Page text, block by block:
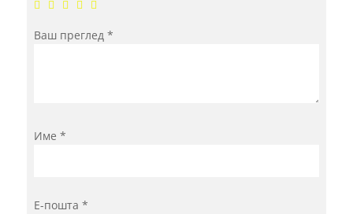
Ваш преглед *
Име *
Е-пошта *